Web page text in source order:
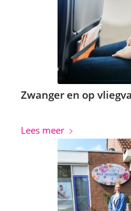
Zwanger en op
Lees meer